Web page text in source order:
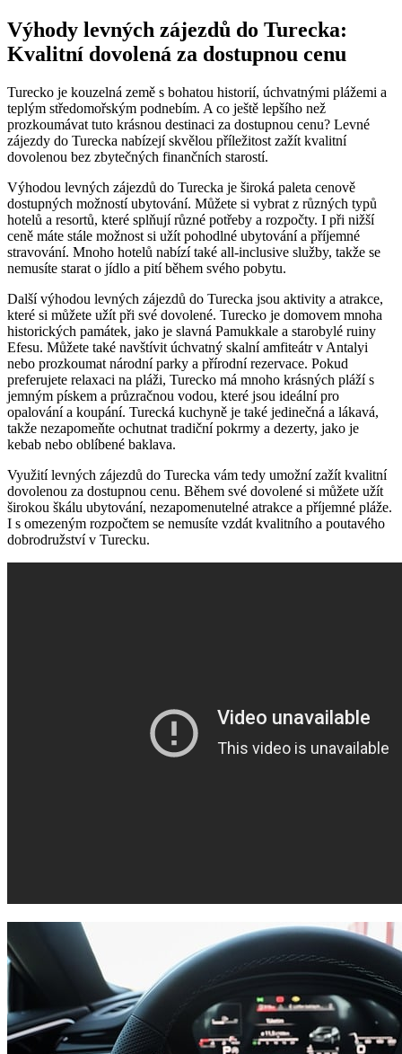
Výhody levných zájezdů do Turecka:
Kvalitní dovolená za dostupnou cenu
Turecko je kouzelná země s bohatou historií, úchvatnými plážemi a
teplým středomořským podnebím. A co ještě lepšího než
prozkoumávat tuto krásnou destinaci za dostupnou cenu? Levné
zájezdy do Turecka nabízejí skvělou příležitost zažít kvalitní
dovolenou bez zbytečných finančních starostí.
Výhodou levných zájezdů do Turecka je široká paleta cenově
dostupných možností ubytování. Můžete si vybrat z různých typů
hotelů a resortů, které splňují různé potřeby a rozpočty. I při nižší
ceně máte stále možnost si užít pohodlné ubytování a příjemné
stravování. Mnoho hotelů nabízí také all-inclusive služby, takže se
nemusíte starat o jídlo a pití během svého pobytu.
Další výhodou levných zájezdů do Turecka jsou aktivity a atrakce,
které si můžete užít při své dovolené. Turecko je domovem mnoha
historických památek, jako je slavná Pamukkale a starobylé ruiny
Efesu. Můžete také navštívit úchvatný skalní amfiteátr v Antalyi
nebo prozkoumat národní parky a přírodní rezervace. Pokud
preferujete relaxaci na pláži, Turecko má mnoho krásných pláží s
jemným pískem a průzračnou vodou, které jsou ideální pro
opalování a koupání. Turecká kuchyně je také jedinečná a lákavá,
takže nezapomeňte ochutnat tradiční pokrmy a dezerty, jako je
kebab nebo oblíbené baklava.
Využití levných zájezdů do Turecka vám tedy umožní zažít kvalitní
dovolenou za dostupnou cenu. Během své dovolené si můžete užít
širokou škálu ubytování, nezapomenutelné atrakce a příjemné pláže.
I s omezeným rozpočtem se nemusíte vzdát kvalitního a poutavého
dobrodružství v Turecku.